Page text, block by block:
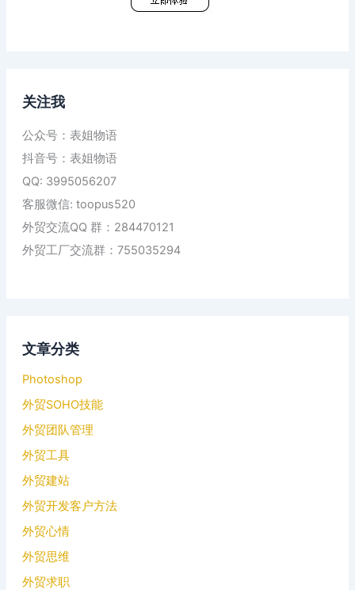
关注我
公众号：表姐物语
抖音号：表姐物语
QQ: 3995056207
客服微信: toopus520
外贸交流QQ 群：284470121
外贸工厂交流群：755035294
文章分类
Photoshop
外贸SOHO技能
外贸团队管理
外贸工具
外贸建站
外贸开发客户方法
外贸心情
外贸思维
外贸求职